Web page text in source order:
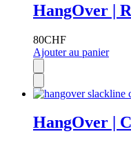
HangOver |
80CHF
Ajouter au panier
HangOver |